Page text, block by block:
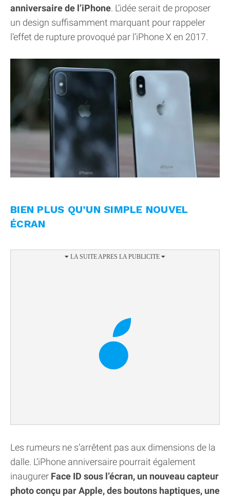
anniversaire de l’iPhone. L’idée serait de proposer
un design suffisamment marquant pour rappeler
l’effet de rupture provoqué par l’iPhone X en 2017.
BIEN PLUS QU’UN SIMPLE NOUVEL
ÉCRAN
Les rumeurs ne s’arrêtent pas aux dimensions de la
dalle. L’iPhone anniversaire pourrait également
inaugurer Face ID sous l’écran, un nouveau capteur
photo conçu par Apple, des boutons haptiques, une